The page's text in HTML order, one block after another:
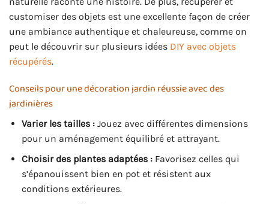
customiser des objets est une excellente façon de créer
une ambiance authentique et chaleureuse, comme on
peut le découvrir sur plusieurs idées DIY avec objets
récupérés.
Conseils pour une décoration jardin réussie avec des
jardinières
Varier les tailles :Jouez avec différentes dimensions
pour un aménagement équilibré et attrayant.
Choisir des plantes adaptées :Favorisez celles qui
s’épanouissent bien en pot et résistent aux
conditions extérieures.